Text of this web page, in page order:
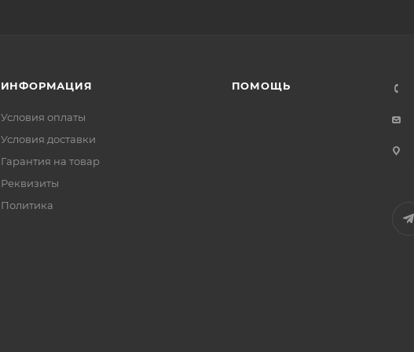
ИНФОРМАЦИЯ
Условия оплаты
Условия доставки
Гарантия на товар
Реквизиты
Политика
ПОМОЩЬ